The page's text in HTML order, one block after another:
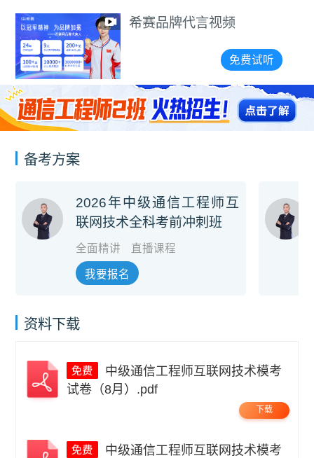
希赛品牌代言视频
免费试听
备考方案
2026年中级通信工程师互
联网技术全科考前冲刺班
全面精讲 直播课程
我要报名
资料下载
试卷（8月）.pdf
下载